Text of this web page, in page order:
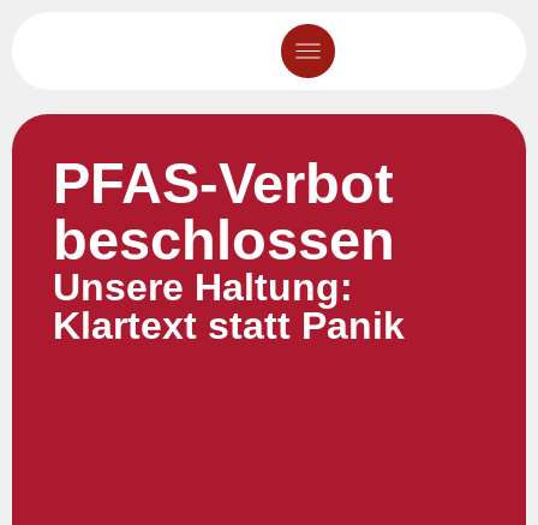
PFAS-Verbot
beschlossen
Unsere Haltung:
Klartext statt Panik